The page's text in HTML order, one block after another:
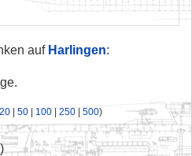
auf Harlingen:
20 | 50 | 100 | 250 | 500)
)